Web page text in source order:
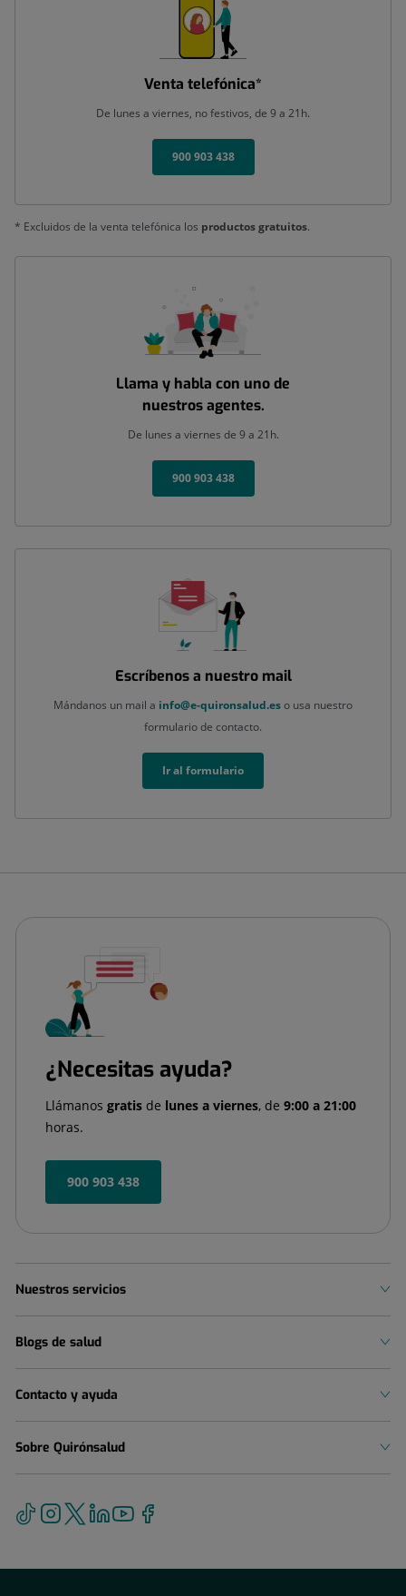
Venta telefónica*
De lunes a viernes, no festivos, de 9 a 21h.
900 903 438
* Excluidos de la venta telefónica los productos gratuitos.
Llama y habla con uno de
nuestros agentes.
De lunes a viernes de 9 a 21h.
900 903 438
Escríbenos a nuestro mail
Mándanos un mail a info@e-quironsalud.eso usa nuestro
formulario de contacto.
Ir al formulario
¿Necesitas ayuda?
Llámanos gratis de lunes a viernes, de 9:00 a 21:00
horas.
900 903 438
Nuestros servicios
Blogs de salud
Contacto y ayuda
Sobre Quirónsalud